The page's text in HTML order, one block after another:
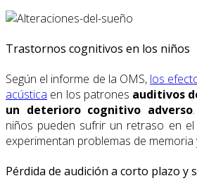
Trastornos cognitivos en los niños
Según el informe de la OMS, los
acústica en los patrones auditivos
un deterioro cognitivo adverso
niños pueden sufrir un retraso en el
experimentan problemas de
Pérdida de audición a corto plazo y